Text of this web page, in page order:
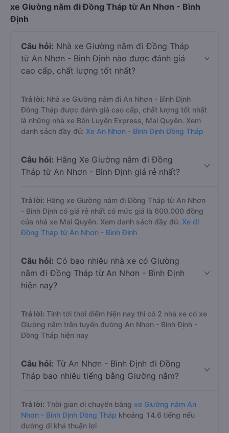
xe Giường nằm đi Đồng Tháp từ An Nhơn - Bình
Định
Câu hỏi: Nhà xe Giường nằm đi Đồng Tháp
từ An Nhơn - Bình Định nào được đánh giá
cao cấp, chất lượng tốt nhất?
Trả lời: Nhà xe Giường nằm đi An Nhơn - Bình Định
Đồng Tháp được đánh giá cao cấp, chất lượng tốt nhất
là những nhà xe Bốn Luyện Express, Mai Quyên. Xem
danh sách đầy đủ: Xe An Nhơn - Bình Định Đồng Tháp
Câu hỏi: Hãng Xe Giường nằm đi Đồng
Tháp từ An Nhơn - Bình Định giá rẻ nhất?
Trả lời: Hãng xe Giường nằm đi Đồng Tháp từ An Nhơn
- Bình Định có giá rẻ nhất có mức giá là 600.000 đồng
của nhà xe Mai Quyên. Xem danh sách đầy đủ: Xe đi
Đồng Tháp từ An Nhơn - Bình Định
Câu hỏi: Có bao nhiêu nhà xe có Giường
nằm đi Đồng Tháp từ An Nhơn - Bình Định
hiện nay?
Trả lời: Tính tới thời điểm hiện nay thì có 2 nhà xe có xe
Giường nằm trên tuyến đường An Nhơn - Bình Định -
Đồng Tháp hiện nay
Câu hỏi: Từ An Nhơn - Bình Định đi Đồng
Tháp bao nhiêu tiếng bằng Giường nằm?
Trả lời: Thời gian di chuyển bằng xe Giường nằm An
Nhơn - Bình Định Đồng Tháp khoảng 14.6 tiếng nếu
đường đi khá thuận lợi